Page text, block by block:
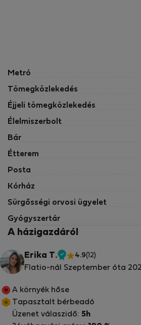
Metró
Tömegközlekedés
Éjjeli tömegközlekedés
Élelmiszerbolt
Bár
Étterem
Posta
Kórház
Sürgősségi orvosi ügyelet
Gyógyszertár
A házigazdáról
Erika T.
Ellenőrzött
tulajdonos
4.9(12)
Flatio-nál Szeptember óta
A környék hőse
Tapasztalt bérbeadó
Üzenet válaszidő: 5h